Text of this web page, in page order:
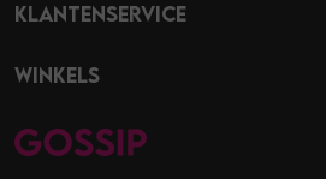
Klantenservice
Winkels